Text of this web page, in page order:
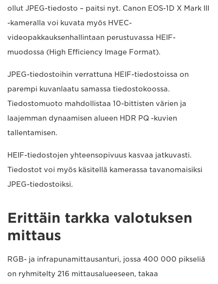
ollut JPEG-tiedosto – paitsi nyt. Canon EOS-1D X Mark III
-kameralla voi kuvata myös HVEC-
videopakkauksenhallintaan perustuvassa HEIF-
muodossa (High Efficiency Image Format).
JPEG-tiedostoihin verrattuna HEIF-tiedostoissa on
parempi kuvanlaatu samassa tiedostokoossa.
Tiedostomuoto mahdollistaa 10-bittisten värien ja
laajemman dynaamisen alueen HDR PQ -kuvien
tallentamisen.
HEIF-tiedostojen yhteensopivuus kasvaa jatkuvasti.
Tiedostot voi myös käsitellä kamerassa tavanomaisiksi
JPEG-tiedostoiksi.
Erittäin tarkka valotuksen
mittaus
RGB- ja infrapunamittausanturi, jossa 400 000 pikseliä
on ryhmitelty 216 mittausalueeseen, takaa